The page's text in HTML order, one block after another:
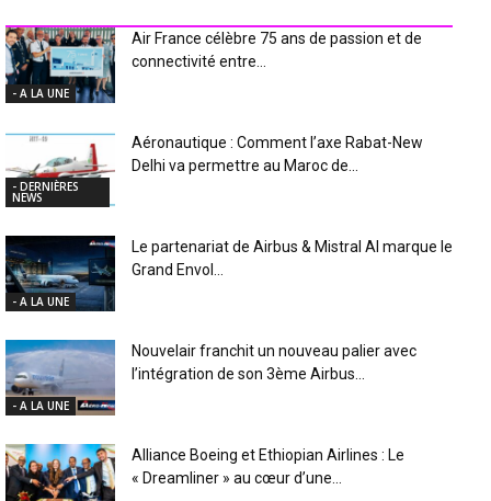
- A LA UNE
Air France célèbre 75 ans de passion et de
connectivité entre...
- DERNIÈRES
NEWS
Aéronautique : Comment l’axe Rabat-New
Delhi va permettre au Maroc de...
- A LA UNE
Le partenariat de Airbus & Mistral AI marque le
Grand Envol...
- A LA UNE
Nouvelair franchit un nouveau palier avec
l’intégration de son 3ème Airbus...
Alliance Boeing et Ethiopian Airlines : Le
« Dreamliner » au cœur d’une...